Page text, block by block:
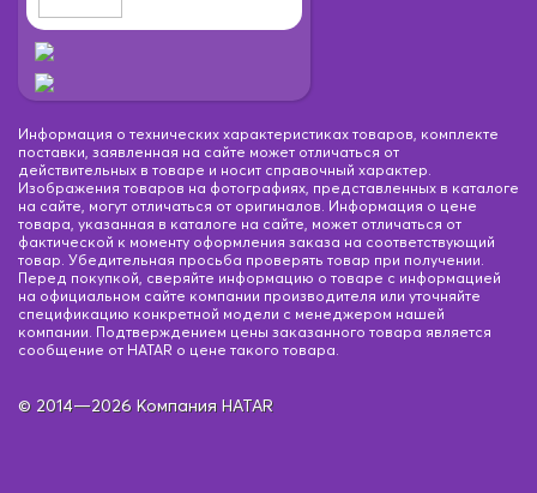
Информация о технических характеристиках товаров, комплекте
поставки, заявленная на сайте может отличаться от
действительных в товаре и носит справочный характер.
Изображения товаров на фотографиях, представленных в каталоге
на сайте, могут отличаться от оригиналов. Информация о цене
товара, указанная в каталоге на сайте, может отличаться от
фактической к моменту оформления заказа на соответствующий
товар. Убедительная просьба проверять товар при получении.
Перед покупкой, сверяйте информацию о товаре с информацией
на официальном сайте компании производителя или уточняйте
спецификацию конкретной модели с менеджером нашей
компании. Подтверждением цены заказанного товара является
сообщение от HATAR о цене такого товара.
© 2014—2026 Компания HATAR